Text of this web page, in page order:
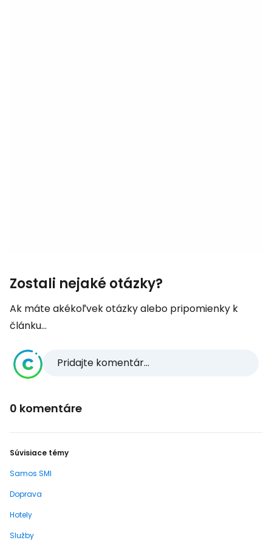
Zostali nejaké otázky?
Ak máte akékoľvek otázky alebo pripomienky k
článku...
Pridajte komentár...
0 komentáre
Súvisiace témy
Samos SMI
Doprava
Hotely
Služby